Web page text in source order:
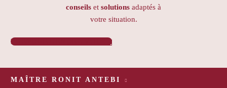
conseils et solutions adaptés à
votre situation.
PRENDRE RENDEZ-VOUS 
MAÎTRE RONIT ANTEBI